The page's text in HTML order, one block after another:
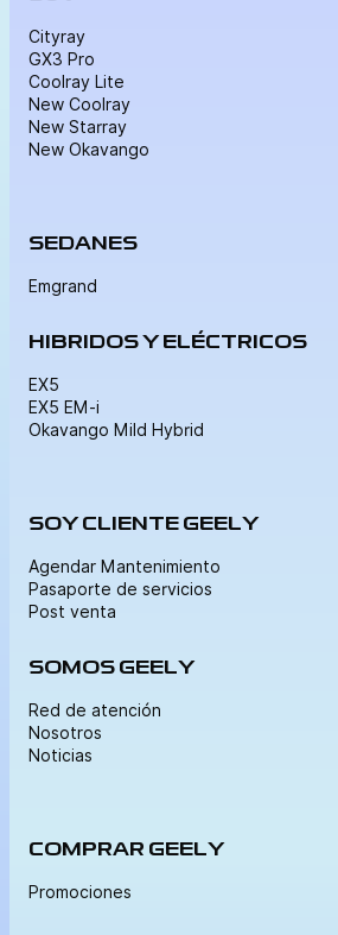
Cityray
GX3 Pro
Coolray Lite
New Coolray
New Starray
New Okavango
SEDANES
Emgrand
HIBRIDOS Y ELÉCTRICOS
EX5
EX5 EM-i
Okavango Mild Hybrid
SOY CLIENTE GEELY
Agendar Mantenimiento
Pasaporte de servicios
Post venta
SOMOS GEELY
Red de atención
Nosotros
Noticias
COMPRAR GEELY
Promociones